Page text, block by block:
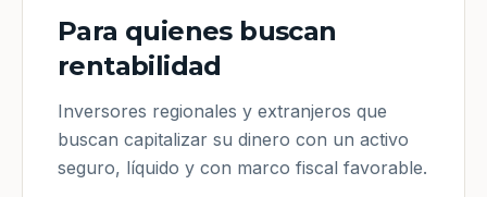
Para quienes buscan
rentabilidad
Inversores regionales y extranjeros que
buscan capitalizar su dinero con un activo
seguro, líquido y con marco fiscal favorable.